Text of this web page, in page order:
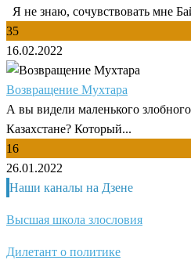
Я не знаю, сочувствовать мне
35
16.02.2022
Возвращение Мухтара
А вы видели маленького
Казахстане? Который...
16
26.01.2022
Наши каналы на Дзене
Высшая школа злословия
Дилетант о политике